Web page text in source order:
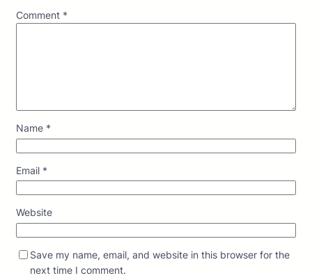
Comment *
Name *
Email *
Website
Save my name, email, and website in this browser for the
next time I comment.